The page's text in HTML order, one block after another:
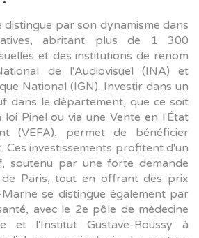
distingue par son dynamisme dans
abritant plus de 1 300
et des institutions de renom
de l'Audiovisuel (INA) et
National (IGN). Investir dans un
dans le département, que ce soit
Pinel ou via une Vente en l'État
(VEFA), permet de bénéficier
Ces investissements profitent d'un
soutenu par une forte demande
Paris, tout en offrant des prix
se distingue également par
avec le 2e pôle de médecine
et l'Institut Gustave-Roussy à